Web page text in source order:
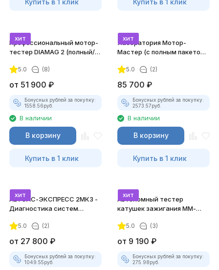
Купить в 1 клик Купить в 1 клик
хит
Профессиональный мотор-
тестер DIAMAG 2 (полный/
5.0 (8)
от 51 900 ₽
Бонусных рублей за покупку:
1558.56руб.
В наличии
В корзину
Купить в 1 клик
хит
Лаборатория Мотор-
Мастер (с полным пакетом
5.0 (2)
85 700 ₽
Бонусных рублей за покупку:
2573.57руб.
В наличии
В корзину
Купить в 1 клик
хит
АВТОАС-ЭКСПРЕСС 2МК3 -
Диагностика систем
5.0 (2)
от 27 800 ₽
Бонусных рублей за покупку:
1049.55руб.
хит
Автономный тестер
катушек зажигания ММ-
комплект)
5.0 (3)
от 9 190 ₽
Бонусных рублей за покупку:
275.98руб.